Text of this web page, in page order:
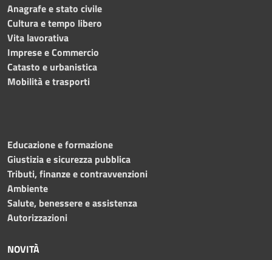
Anagrafe e stato civile
Cultura e tempo libero
Vita lavorativa
Imprese e Commercio
Catasto e urbanistica
Mobilità e trasporti
Educazione e formazione
Giustizia e sicurezza pubblica
Tributi, finanze e contravvenzioni
Ambiente
Salute, benessere e assistenza
Autorizzazioni
NOVITÀ